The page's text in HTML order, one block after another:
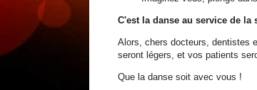
C'est la danse au service de la
Alors, chers docteurs, dentistes
seront légers, et vos patients
Que la danse soit avec vous !